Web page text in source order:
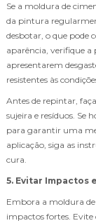
Se a moldura de
da pintura
desbotar, o que pode
aparência, verifique a
apresentarem
resistentes às
Antes de repintar,
sujeira e resíduos. Se
para garantir uma
aplicação, siga as
cura.
5. Evitar Impactos
Embora a moldura
impactos fortes. Evite